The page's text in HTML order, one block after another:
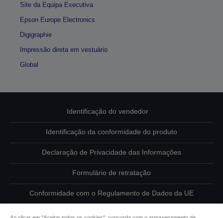
Site da Equipa Executiva
Epson Europe Electronics
Digigraphie
Impressão direta em vestuário
Global
Identificação do vendedor
Identificação da conformidade do produto
Declaração de Privacidade das Informações
Formulário de retratação
Conformidade com o Regulamento de Dados da UE